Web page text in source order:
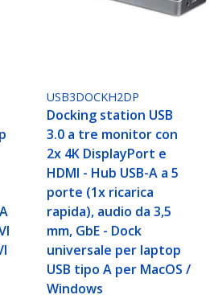
USB3DOCKH2DP
Docking station USB
3.0 a tre monitor con
2x 4K DisplayPort e
HDMI - Hub USB-A a 5
porte (1x ricarica
rapida), audio da 3,5
mm, GbE - Dock
universale per laptop
USB tipo A per MacOS /
Windows